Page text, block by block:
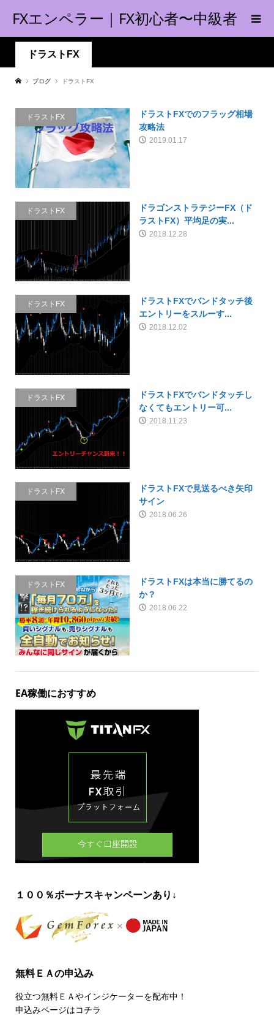
FXエンペラー｜FX初心者〜中級者
の指南書！
ドラストFX
ブログ ドラストFX
ドラストFX
ドラストFXでのフラッグ相場
攻略法
2019.01.17
ドラストFX
ドラゴンストラテジーFX（ド
ラストFX）平均足の実...
2018.12.28
ドラストFX
ドラストFXでバンドタッチ後
エントリーをスルーす...
2018.12.02
ドラストFX
ドラストFXでバンドタッチし
なくてもエントリー可...
2018.11.23
ドラストFX
ドラストFXで見送るべき矢印
サイン
2018.06.26
ドラストFX
ドラストFXは本当に勝てるの
か？
2018.06.22
EA稼働におすすめ
１００％ボーナスキャンペーンあり↓
無料ＥＡの申込み
役立つ無料ＥＡやインジケーターを配布中！
申込みページはコチラ